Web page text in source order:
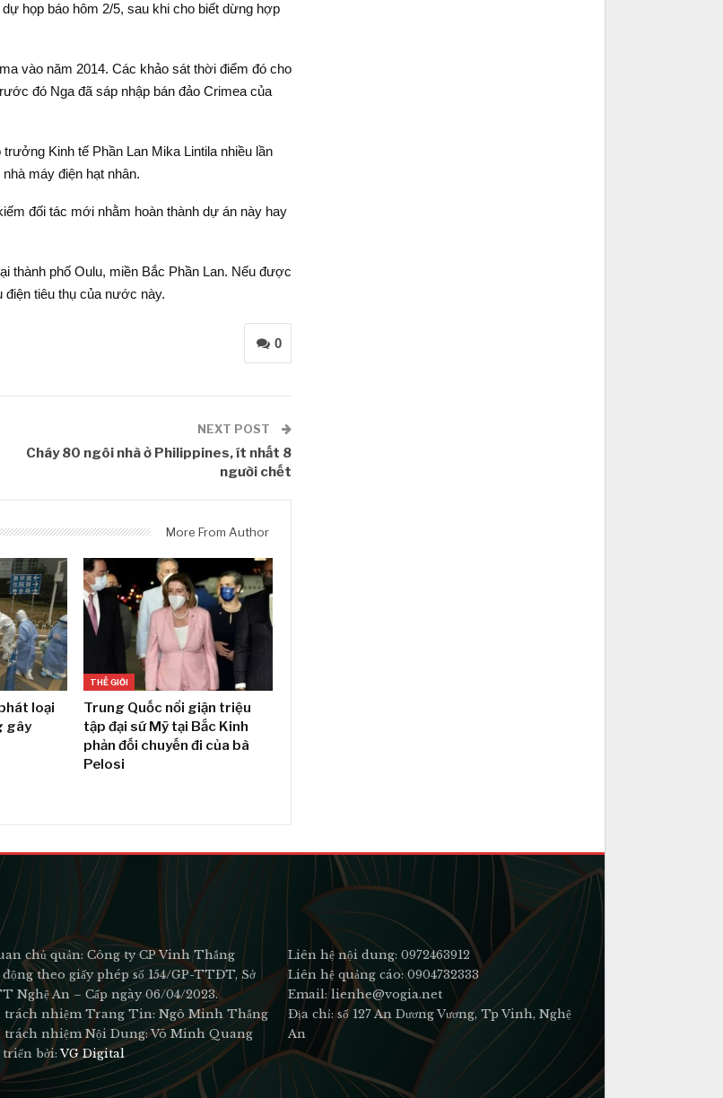
họp báo hôm 2/5, sau khi cho biết dừng hợp
vào năm 2014. Các khảo sát thời điểm đó cho
đó Nga đã sáp nhập bán đảo Crimea của
Kinh tế Phần Lan Mika Lintila nhiều lần
máy điện hạt nhân.
đối tác mới nhằm hoàn thành dự án này hay
thành phố Oulu, miền Bắc Phần Lan. Nếu được
điện tiêu thụ của nước này.
0
NEXT POST
Cháy 80 ngôi nhà ở Philippines, ít nhất 8
người chết
More From Author
loại
gây
THẾ GIỚI
Trung Quốc nổi giận triệu
tập đại sứ Mỹ tại Bắc Kinh
phản đối chuyến đi của bà
Pelosi
chủ quản: Công ty CP Vinh Thắng
động theo giấy phép số 154/GP-TTĐT, Sở
Nghệ An – Cấp ngày 06/04/2023.
trách nhiệm Trang Tin: Ngô Minh Thắng
trách nhiệm Nội Dung: Võ Minh Quang
triển bởi:VG Digital
Liên hệ nội dung: 0972463912
Liên hệ quảng cáo: 0904732333
Email: lienhe@vogia.net
Địa chỉ: số 127 An Dương Vương, Tp Vinh, Nghệ
An